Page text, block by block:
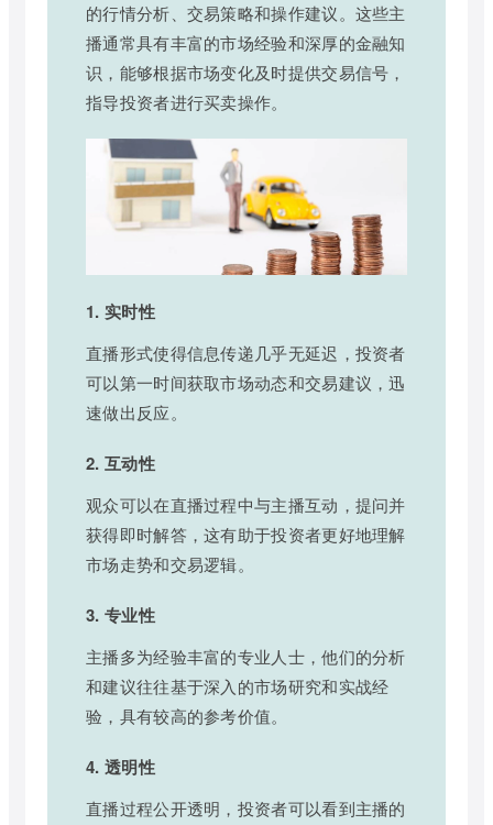
的行情分析、交易策略和操作建议。这些主
播通常具有丰富的市场经验和深厚的金融知
识，能够根据市场变化及时提供交易信号，
指导投资者进行买卖操作。
1. 实时性
直播形式使得信息传递几乎无延迟，投资者
可以第一时间获取市场动态和交易建议，迅
速做出反应。
2. 互动性
观众可以在直播过程中与主播互动，提问并
获得即时解答，这有助于投资者更好地理解
市场走势和交易逻辑。
3. 专业性
主播多为经验丰富的专业人士，他们的分析
和建议往往基于深入的市场研究和实战经
验，具有较高的参考价值。
4. 透明性
直播过程公开透明，投资者可以看到主播的